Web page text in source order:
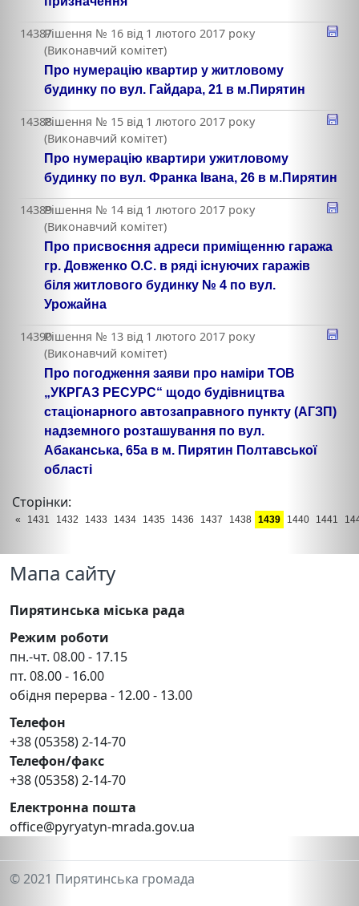
14387Рішення № 16 від 1 лютого 2017 року
(Виконавчий комітет)
Про нумерацію квартир у житловому
будинку по вул. Гайдара, 21 в м.Пирятин
14388Рішення № 15 від 1 лютого 2017 року
(Виконавчий комітет)
Про нумерацію квартири ужитловому
будинку по вул. Франка Івана, 26 в м.Пирятин
14389Рішення № 14 від 1 лютого 2017 року
(Виконавчий комітет)
Про присвоєння адреси приміщенню гаража
гр. Довженко О.С. в ряді існуючих гаражів
біля житлового будинку № 4 по вул.
Урожайна
14390Рішення № 13 від 1 лютого 2017 року
(Виконавчий комітет)
Про погодження заяви про наміри ТОВ
„УКРГАЗ РЕСУРС“ щодо будівництва
стаціонарного автозаправного пункту (АГЗП)
надземного розташування по вул.
Абаканська, 65а в м. Пирятин Полтавської
області
Сторінки:
« 1431 1432 1433 1434 1435 1436 1437 1438 1439 1440 1441
Мапа сайту
Пирятинська міська рада
Режим роботи
пн.-чт. 08.00 - 17.15
пт. 08.00 - 16.00
обідня перерва - 12.00 - 13.00
Телефон
+38 (05358) 2-14-70
Телефон/факс
+38 (05358) 2-14-70
Електронна пошта
office@pyryatyn-mrada.gov.ua
© 2021 Пирятинська громада